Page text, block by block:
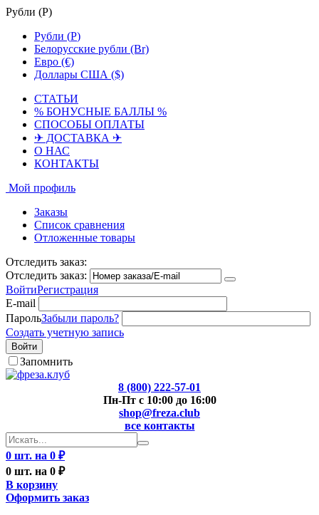
Рубли (Р)
Рубли (Р)
Белорусские рубли (Br)
Евро (€)
Доллары США ($)
СТАТЬИ
% БОНУСНЫЕ БАЛЛЫ %
СПОСОБЫ ОПЛАТЫ
✈ ДОСТАВКА ✈
О НАС
КОНТАКТЫ
Мой профиль
Заказы
Список сравнения
Отложенные товары
Отследить заказ:
Отследить заказ:
ВойтиРегистрация
E-mail
ПарольЗабыли пароль?
Создать учетную запись
Войти
Запомнить
8 (800) 222-57-01
Пн-Пт с 10:00 до 16:00
shop@freza.club
все контакты
0 шт. на 0 ₽
0 шт. на 0 ₽
В корзину
Оформить заказ